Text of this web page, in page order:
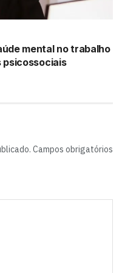
anos.
meio do crescimento da
mental no trabalho
psicossociais
Campos obrigatórios